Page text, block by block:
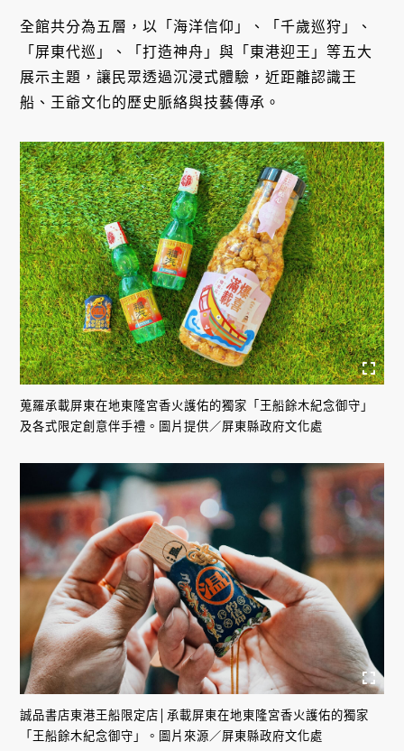
全館共分為五層，以「海洋信仰」、「千歲巡狩」、
「屏東代巡」、「打造神舟」與「東港迎王」等五大
展示主題，讓民眾透過沉浸式體驗，近距離認識王
船、王爺文化的歷史脈絡與技藝傳承。
蒐羅承載屏東在地東隆宮香火護佑的獨家「王船餘木紀念御守」
及各式限定創意伴手禮。圖片提供／屏東縣政府文化處
誠品書店東港王船限定店│承載屏東在地東隆宮香火護佑的獨家
「王船餘木紀念御守」。圖片來源／屏東縣政府文化處